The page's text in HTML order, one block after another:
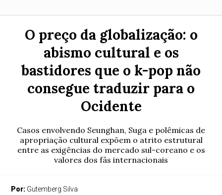
O preço da globalização: o
abismo cultural e os
bastidores que o k-pop não
consegue traduzir para o
Ocidente
Casos envolvendo Seunghan, Suga e polêmicas de
apropriação cultural expõem o atrito estrutural
entre as exigências do mercado sul-coreano e os
valores dos fãs internacionais
Por: Gutemberg Silva